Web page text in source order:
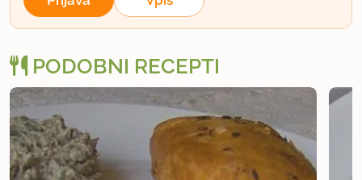
PODOBNI RECEPTI